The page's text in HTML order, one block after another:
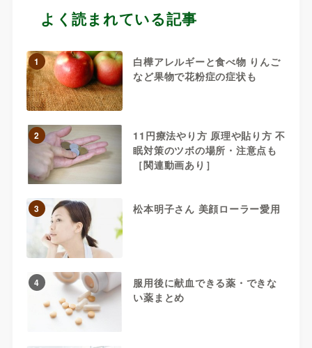
よく読まれている記事
1
白樺アレルギーと食べ物 りんご
など果物で花粉症の症状も
2
11円療法やり方 原理や貼り方 不
眠対策のツボの場所・注意点も
［関連動画あり］
3 松本明子さん 美顔ローラー愛用
4
服用後に献血できる薬・できな
い薬まとめ